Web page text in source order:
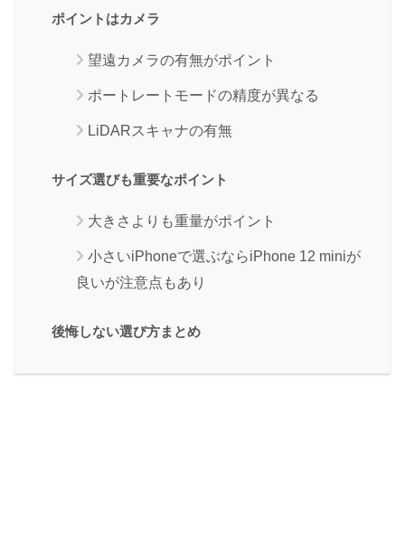
ポイントはカメラ
望遠カメラの有無がポイント
ポートレートモードの精度が異なる
LiDARスキャナの有無
サイズ選びも重要なポイント
大きさよりも重量がポイント
小さいiPhoneで選ぶならiPhone 12 miniが
良いが注意点もあり
後悔しない選び方まとめ